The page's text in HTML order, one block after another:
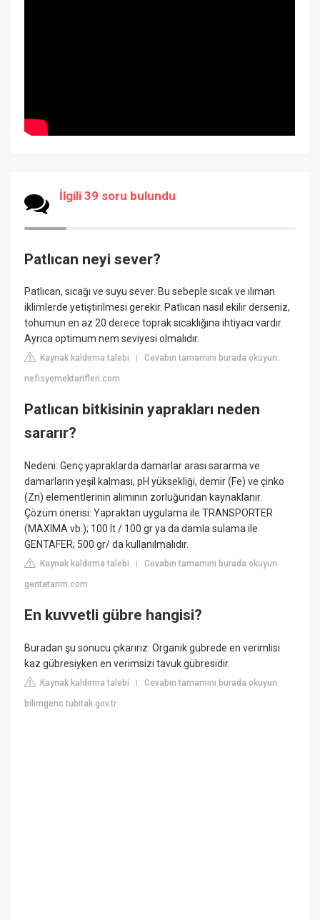
İlgili 39 soru bulundu
Patlıcan neyi sever?
Patlıcan, sıcağı ve suyu sever. Bu sebeple sıcak ve ılıman
iklimlerde yetiştirilmesi gerekir. Patlıcan nasıl ekilir derseniz,
tohumun en az 20 derece toprak sıcaklığına ihtiyacı vardır.
Ayrıca optimum nem seviyesi olmalıdır.
Kaynak kaldırma talebi |Cevabın tamamını burada okuyun:
nefisyemektarifleri.com
Patlıcan bitkisinin yaprakları neden
sararır?
Nedeni: Genç yapraklarda damarlar arası sararma ve
damarların yeşil kalması, pH yüksekliği, demir (Fe) ve çinko
(Zn) elementlerinin alımının zorluğundan kaynaklanır.
Çözüm önerisi: Yapraktan uygulama ile TRANSPORTER
(MAXIMA vb.); 100 lt / 100 gr ya da damla sulama ile
GENTAFER; 500 gr/ da kullanılmalıdır.
Kaynak kaldırma talebi |Cevabın tamamını burada okuyun:
gentatarim.com
En kuvvetli gübre hangisi?
Buradan şu sonucu çıkarırız: Organik gübrede en verimlisi
kaz gübresiyken en verimsizi tavuk gübresidir.
Kaynak kaldırma talebi |Cevabın tamamını burada okuyun:
bilimgenc.tubitak.gov.tr